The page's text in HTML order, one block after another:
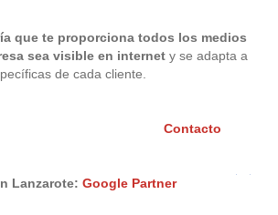
que te proporciona todos los medios
sea visible en internet y se adapta a
de cada cliente.
Contacto
Lanzarote: Google Partner